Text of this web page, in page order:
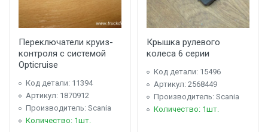
Переключатели круиз-
контроля с системой
Opticruise
Код детали: 11394
Артикул: 1870912
Производитель: Scania
Количество: 1шт.
Крышка рулевого
колеса 6 серии
Код детали: 15496
Артикул: 2568449
Производитель: Scania
Количество: 1шт.